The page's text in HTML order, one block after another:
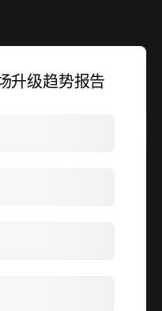
升级趋势报告